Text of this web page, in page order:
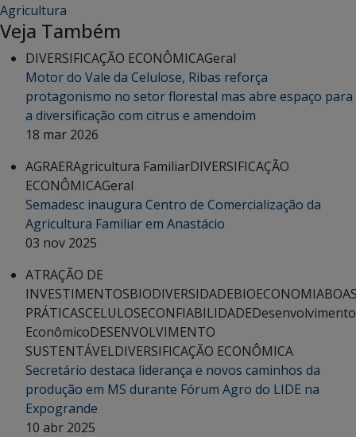
Agricultura
Veja Também
DIVERSIFICAÇÃO ECONÔMICAGeral
Motor do Vale da Celulose, Ribas reforça
protagonismo no setor florestal mas abre espaço para
a diversificação com citrus e amendoim
18 mar 2026
AGRAERAgricultura FamiliarDIVERSIFICAÇÃO
ECONÔMICAGeral
Semadesc inaugura Centro de Comercialização da
Agricultura Familiar em Anastácio
03 nov 2025
ATRAÇÃO DE
INVESTIMENTOSBIODIVERSIDADEBIOECONOMIA
PRÁTICASCELULOSECONFIABILIDADEDesenvolvimento
EconômicoDESENVOLVIMENTO
SUSTENTÁVELDIVERSIFICAÇÃO ECONÔMICA
Secretário destaca liderança e novos caminhos da
produção em MS durante Fórum Agro do LIDE na
Expogrande
10 abr 2025